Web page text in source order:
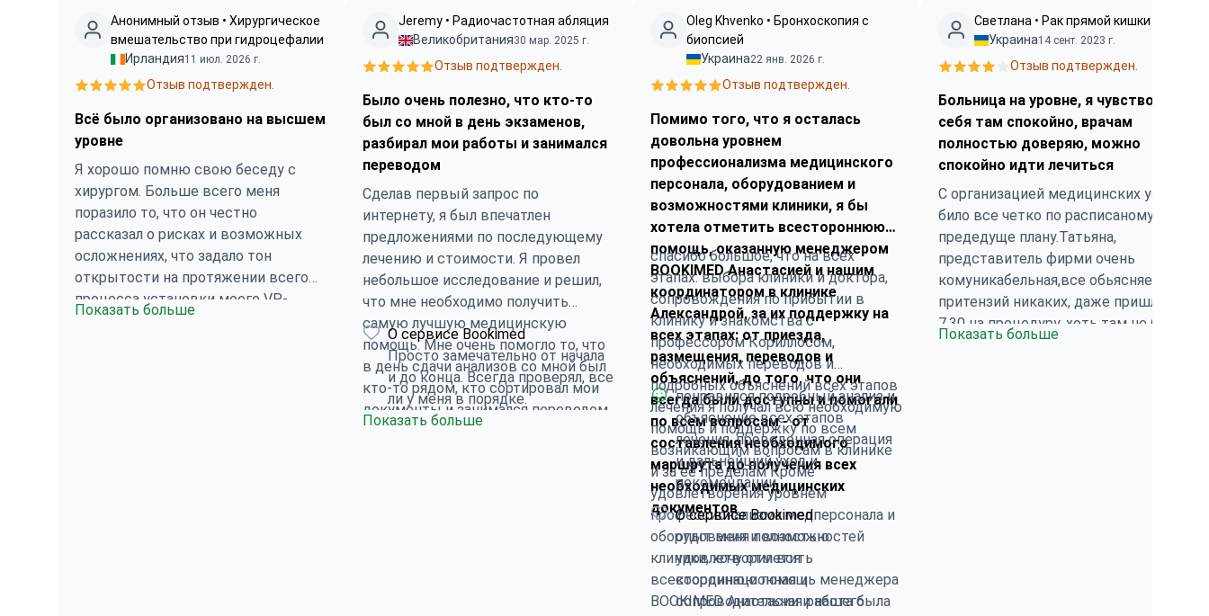
Анонимный отзыв • Хирургическое
вмешательство при гидроцефалии
Ирландия11 июл. 2026 г.
Отзыв подтвержден.
Всё было организовано на высшем
уровне
Я хорошо помню свою беседу с
хирургом. Больше всего меня
поразило то, что он честно
рассказал о рисках и возможных
осложнениях, что задало тон
открытости на протяжении всего
процесса установки моего VP-
Показать больше
Jeremy • Радиочастотная абляция
Великобритания30 мар. 2025 г.
Отзыв подтвержден.
Было очень полезно, что кто-то
был со мной в день экзаменов,
разбирал мои работы и занимался
переводом
Сделав первый запрос по
интернету, я был впечатлен
предложениями по последующему
лечению и стоимости. Я провел
небольшое исследование и решил,
что мне необходимо получить
самую лучшую медицинскую
помощь. Мне очень помогло то, что
в день сдачи анализов со мной был
кто-то рядом, кто сортировал мои
документы и занимался переводом.
О сервисе Bookimed
Просто замечательно от начала
и до конца. Всегда проверял, все
ли у меня в порядке.
Показать больше
Oleg Khvenko • Бронхоскопия c
биопсией
Украина22 янв. 2026 г.
Отзыв подтвержден.
Помимо того, что я осталась
довольна уровнем
профессионализма медицинского
персонала, оборудованием и
возможностями клиники, я бы
хотела отметить всестороннюю
помощь, оказанную менеджером
BOOKIMED Анастасией и нашим
координатором в клинике
Александрой, за их поддержку на
всех этапах: от приезда,
размещения, переводов и
объяснений, до того, что они
всегда были доступны и помогали
по всем вопросам - от
составления необходимого
маршрута до получения всех
необходимых медицинских
документов
спасибо большое, что на всех
этапах: выбора клиники и доктора,
сопровождения по прибытии в
клинику и знакомства с
профессором Кориллосом,
необходимых переводов и
подробных объяснений всех этапов
лечения я получал всю необходимую
помощь и поддержку по всем
возникающим вопросам в клинике
и за её пределам Кроме
удовлетворения уровнем
профессионализма медперсонала и
оборудования и возможностей
клиники, хочу отметить
всестороннюю помощь менеджера
BOOKIMED Анастасии и нашего
понравился подробный анализ и
объяснение всех этапов
лечения, проведенная операция
и дальнейший уход и
рекомендации
О сервисе Bookimed
опыт меня полностью
удовлетворил вся
координационная и
сопроводительная работа была
Светлана • Рак прямой кишки
Украина14 сент. 2023 г.
Отзыв подтвержден.
Больница на уровне, я чувствовала
себя там спокойно, врачам
полностью доверяю, можно
спокойно идти лечиться
С организацией медицинских услуг
било все четко по расписаному
предедуще плану.Татьяна,
представитель фирми очень
комуникабельная,все обьясняет,
притензий никаких, даже пришла на
7.30 на процедуру, хоть там не било
Показать больше